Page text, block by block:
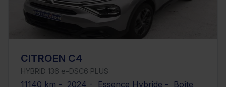
CITROEN C4
HYBRID 136 e-DSC6 PLUS
11140 km - 2024 - Essence Hybride - Boîte